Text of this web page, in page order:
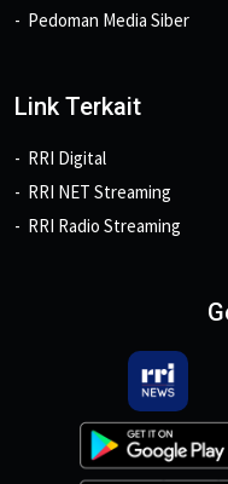
Pedoman Media Siber
Link Terkait
RRI Digital
RRI NET Streaming
RRI Radio Streaming